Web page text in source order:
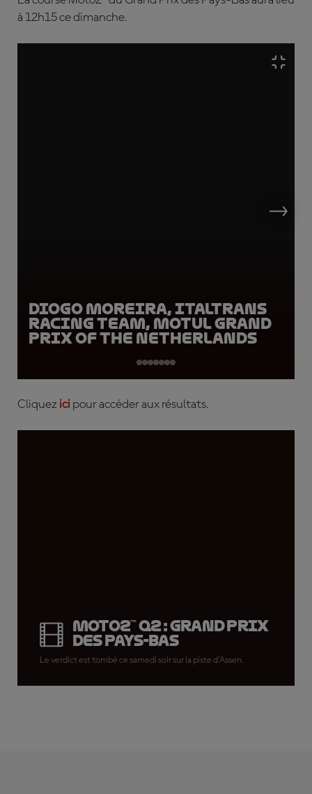
à 12h15 ce dimanche.
Diogo Moreira, Italtrans
Racing Team, Motul Grand
Prix of the Netherlands
Cliquez ici pour accéder aux résultats.
Moto2™ Q2 : Grand Prix
des Pays-Bas
Le verdict est tombé ce samedi soir sur la piste d'Assen.